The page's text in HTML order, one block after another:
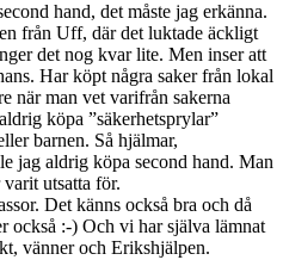
hand, det måste jag erkänna.
från Uff, där det luktade äckligt
det nog kvar lite. Men inser att
Har köpt några saker från lokal
när man vet varifrån sakerna
köpa ”säkerhetsprylar”
barnen. Så hjälmar,
jag aldrig köpa second hand. Man
utsatta för.
Det känns också bra och då
också :-) Och vi har själva lämnat
vänner och Erikshjälpen.